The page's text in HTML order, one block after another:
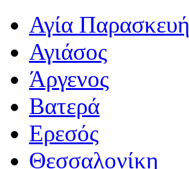
Αγία Παρασκευή
Αγιάσος
Άργενος
Βατερά
Ερεσός
Θεσσαλονίκη